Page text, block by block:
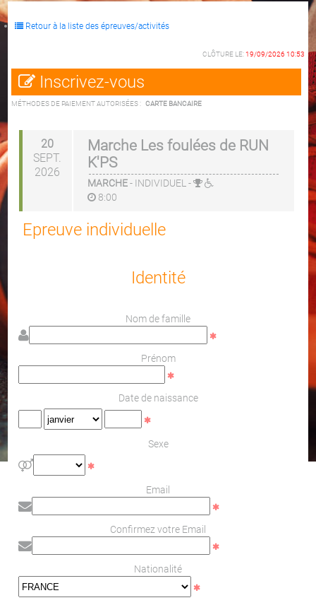
Retour à la liste des épreuves/activités
CLÔTURE LE:19/09/2026 10:53
Inscrivez-vous
MÉTHODES DE PAIEMENT AUTORISÉES : CARTE BANCAIRE
20
SEPT.
2026
Marche Les foulées de RUN
K'PS
MARCHE - INDIVIDUEL -
8:00
Epreuve individuelle
Identité
Nom de famille
Prénom
Date de naissance
Sexe
Email
Confirmez votre Email
Nationalité